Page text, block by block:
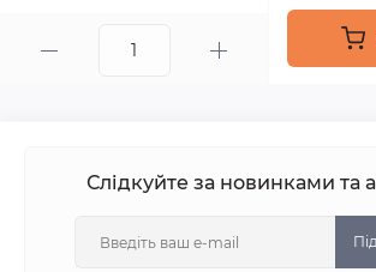
Слідкуйте за новинками та